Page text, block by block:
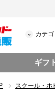
カテ
ギフ
スクール・ホ